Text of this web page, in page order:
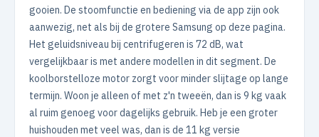
gooien. De stoomfunctie en bediening via de app zijn ook
aanwezig, net als bij de grotere Samsung op deze pagina.
Het geluidsniveau bij centrifugeren is 72 dB, wat
vergelijkbaar is met andere modellen in dit segment. De
koolborstelloze motor zorgt voor minder slijtage op lange
termijn. Woon je alleen of met z'n tweeën, dan is 9 kg vaak
al ruim genoeg voor dagelijks gebruik. Heb je een groter
huishouden met veel was, dan is de 11 kg versie